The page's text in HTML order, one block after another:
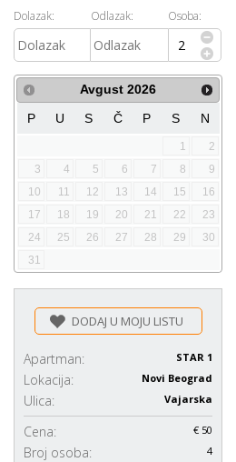
Dolazak: Odlazak: Osoba:
Avgust 2026
P
U S Č P S N
1
2
3
4 5 6 7 8
9
10
11 12 13 14 15
16
17
18 19 20 21 22
23
24
25 26 27 28 29
30
31
DODAJ U MOJU LISTU
Apartman: STAR 1
Lokacija: Novi Beograd
Ulica: Vajarska
Cena: € 50
Broj osoba: 4